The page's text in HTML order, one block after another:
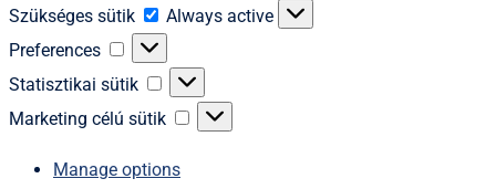
Szükséges sütik
Szükséges
Always active
Preferences
Preferences
Statisztikai sütik
Statisztikai
sütik
Marketing célú sütik
Marketing
Manage options